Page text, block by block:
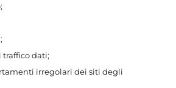
traffico dati;
irregolari dei siti degli